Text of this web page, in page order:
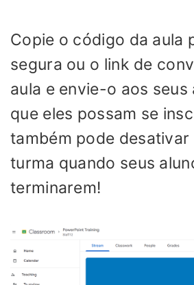
Copie o código da aula
segura ou o link de
aula e envie-o aos seus
que eles possam se
também pode
turma quando seus
terminarem!